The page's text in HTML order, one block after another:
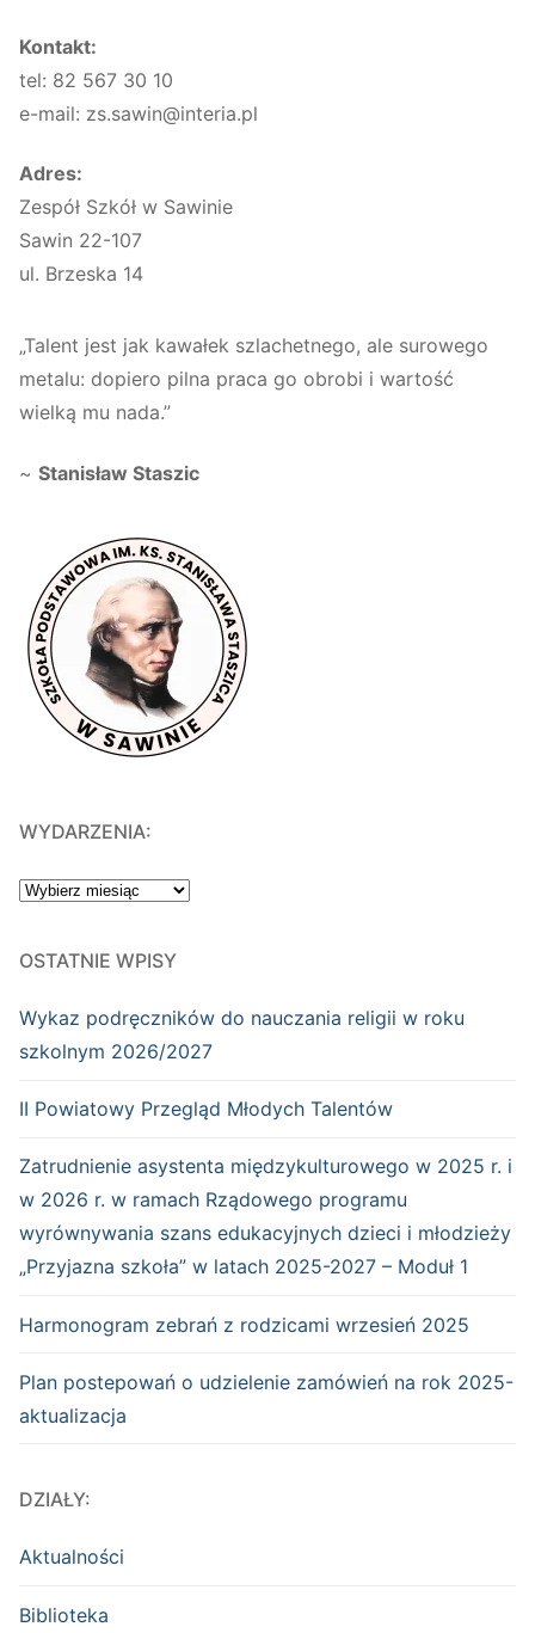
Kontakt:
tel: 82 567 30 10
e-mail: zs.sawin@interia.pl
Adres:
Zespół Szkół w Sawinie
Sawin 22-107
ul. Brzeska 14
„Talent jest jak kawałek szlachetnego, ale surowego
metalu: dopiero pilna praca go obrobi i wartość
wielką mu nada.”
~ Stanisław Staszic
WYDARZENIA:
WYDARZENIA:
OSTATNIE WPISY
Wykaz podręczników do nauczania religii w roku
szkolnym 2026/2027
II Powiatowy Przegląd Młodych Talentów
Zatrudnienie asystenta międzykulturowego w 2025 r. i
w 2026 r. w ramach Rządowego programu
wyrównywania szans edukacyjnych dzieci i młodzieży
„Przyjazna szkoła” w latach 2025-2027 – Moduł 1
Harmonogram zebrań z rodzicami wrzesień 2025
Plan postepowań o udzielenie zamówień na rok 2025-
aktualizacja
DZIAŁY:
Aktualności
Biblioteka